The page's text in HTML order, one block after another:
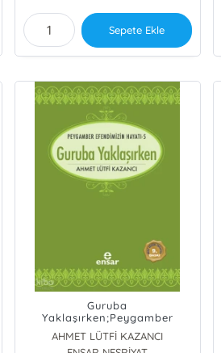
Sepete Ekle
Guruba
Yaklaşırken;Peygamber
Efendimizin Hayatı -5
AHMET LÜTFİ KAZANCI